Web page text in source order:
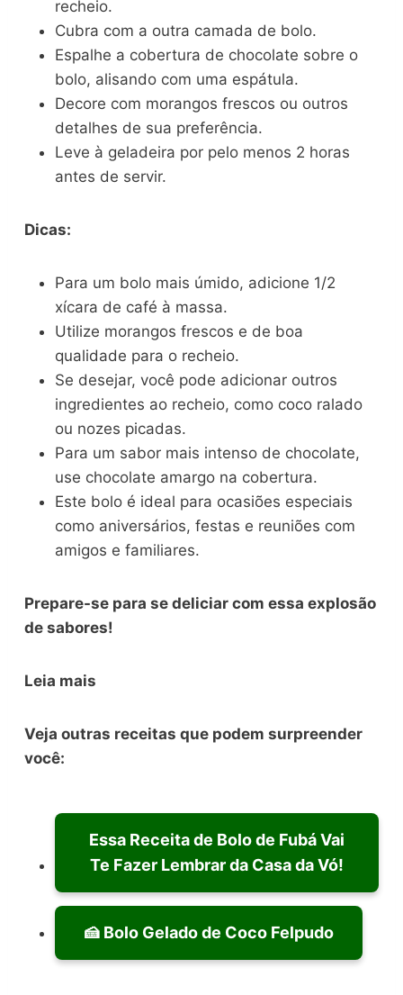
recheio.
Cubra com a outra camada de bolo.
Espalhe a cobertura de chocolate sobre o
bolo, alisando com uma espátula.
Decore com morangos frescos ou outros
detalhes de sua preferência.
Leve à geladeira por pelo menos 2 horas
antes de servir.
Dicas:
Para um bolo mais úmido, adicione 1/2
xícara de café à massa.
Utilize morangos frescos e de boa
qualidade para o recheio.
Se desejar, você pode adicionar outros
ingredientes ao recheio, como coco ralado
ou nozes picadas.
Para um sabor mais intenso de chocolate,
use chocolate amargo na cobertura.
Este bolo é ideal para ocasiões especiais
como aniversários, festas e reuniões com
amigos e familiares.
Prepare-se para se deliciar com essa explosão
de sabores!
Leia mais
Veja outras receitas que podem surpreender
você:
Essa Receita de Bolo de Fubá Vai
Te Fazer Lembrar da Casa da Vó!
🍰 Bolo Gelado de Coco Felpudo